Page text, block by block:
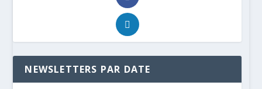
NEWSLETTERS PAR DATE